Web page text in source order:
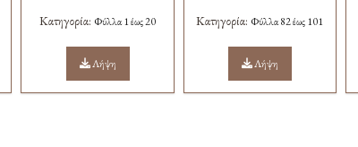
Κατηγορία: Φύλλα 1 έως 20
Λήψη
Κατηγορία: Φύλλα 82 έως 101
Λήψη